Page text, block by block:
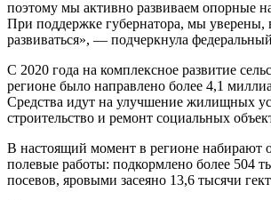
поэтому мы активно развиваем опорные
При поддержке губернатора, мы уверены,
развиваться», — подчеркнула
С 2020 года на комплексное развитие
регионе было направлено более 4,1
Средства идут на улучшение жилищных
строительство и ремонт социальных
В настоящий момент в регионе набирают
полевые работы: подкормлено более 504
посевов, яровыми засеяно 13,6 тысячи